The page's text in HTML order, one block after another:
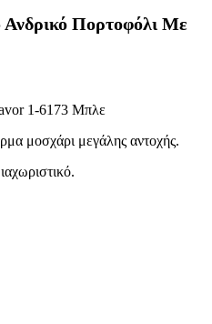
Πορτοφόλι Με
1-6173 Μπλε
μοσχάρι μεγάλης αντοχής.